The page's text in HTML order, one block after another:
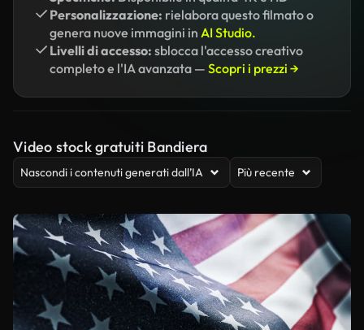
Personalizzazione: rielabora questo filmato o
genera nuove immagini in AI Studio.
Livelli di accesso: sblocca l'accesso creativo
completo e l'IA avanzata — Scopri i prezzi →
Video stock gratuiti Bandiera
Nascondi i contenuti generati dall’IA Più recente